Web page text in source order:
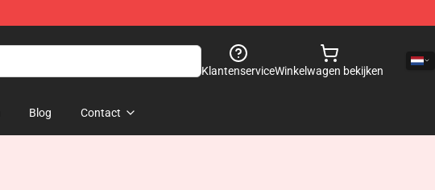
KlantenserviceWinkelwagen bekijken
Blog Contact